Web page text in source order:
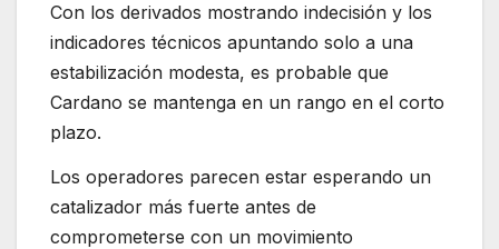
Con los derivados mostrando indecisión y los
indicadores técnicos apuntando solo a una
estabilización modesta, es probable que
Cardano se mantenga en un rango en el corto
plazo.
Los operadores parecen estar esperando un
catalizador más fuerte antes de
comprometerse con un movimiento